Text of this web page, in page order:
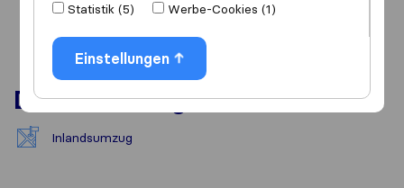
Dienstleistungen
Inlandsumzug
Statistik (5)
Werbe-Cookies (1)
Einstellungen